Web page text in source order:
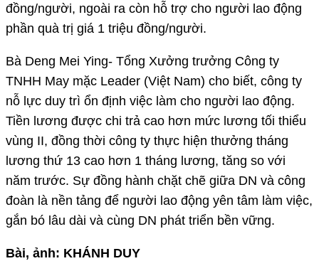
đồng/người, ngoài ra còn hỗ trợ cho người lao động
phần quà trị giá 1 triệu đồng/người.
Bà Deng Mei Ying- Tổng Xưởng trưởng Công ty
TNHH May mặc Leader (Việt Nam) cho biết, công ty
nỗ lực duy trì ổn định việc làm cho người lao động.
Tiền lương được chi trả cao hơn mức lương tối thiểu
vùng II, đồng thời công ty thực hiện thưởng tháng
lương thứ 13 cao hơn 1 tháng lương, tăng so với
năm trước. Sự đồng hành chặt chẽ giữa DN và công
đoàn là nền tảng để người lao động yên tâm làm việc,
gắn bó lâu dài và cùng DN phát triển bền vững.
Bài, ảnh: KHÁNH DUY